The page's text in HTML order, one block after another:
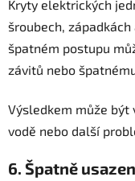
Kryty elektrických
šroubech,
špatném postupu
závitů nebo
Výsledkem může být
vodě nebo další
6. Špatně